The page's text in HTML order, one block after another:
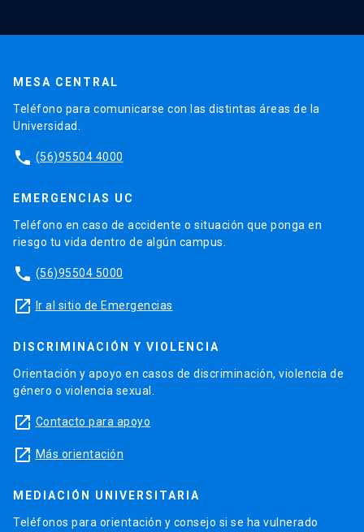
MESA CENTRAL
Teléfono para comunicarse con las distintas áreas de la
Universidad.
phone (56)95504 4000
EMERGENCIAS UC
Teléfono en caso de accidente o situación que ponga en
riesgo tu vida dentro de algún campus.
phone (56)95504 5000
launch Ir al sitio de Emergencias
DISCRIMINACIÓN Y VIOLENCIA
Orientación y apoyo en casos de discriminación, violencia de
género o violencia sexual.
launch Contacto para apoyo
launch Más orientación
MEDIACIÓN UNIVERSITARIA
Teléfonos para orientación y consejo si se ha vulnerado